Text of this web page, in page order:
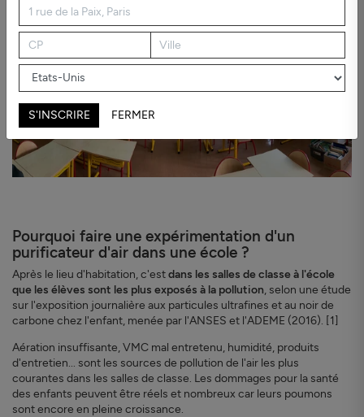
Pourquoi faire une expérimentation d'un
purificateur d'air dans une école ?
Après le lieu d'habitation, c'estdans les salles de classe à l'école
que les élèves sont les plus exposés à la pollution, selon une étude
sur l'exposition journalière aux particules ultrafines et au noir de
carbone chez l'enfant, menée par l'ANSES et l'ADEME (2016). [1]
Aération insuffisante, VMC mal entretenu, humidité, produits
d'entretien... sont les sources de pollution de l'air les plus
courantes dans les salles de classe. Les dommages pour la santé
des enfants peuvent être réels et nombreux car leurs poumons
sont encore en pleine croissance.
S'INSCRIRE FERMER